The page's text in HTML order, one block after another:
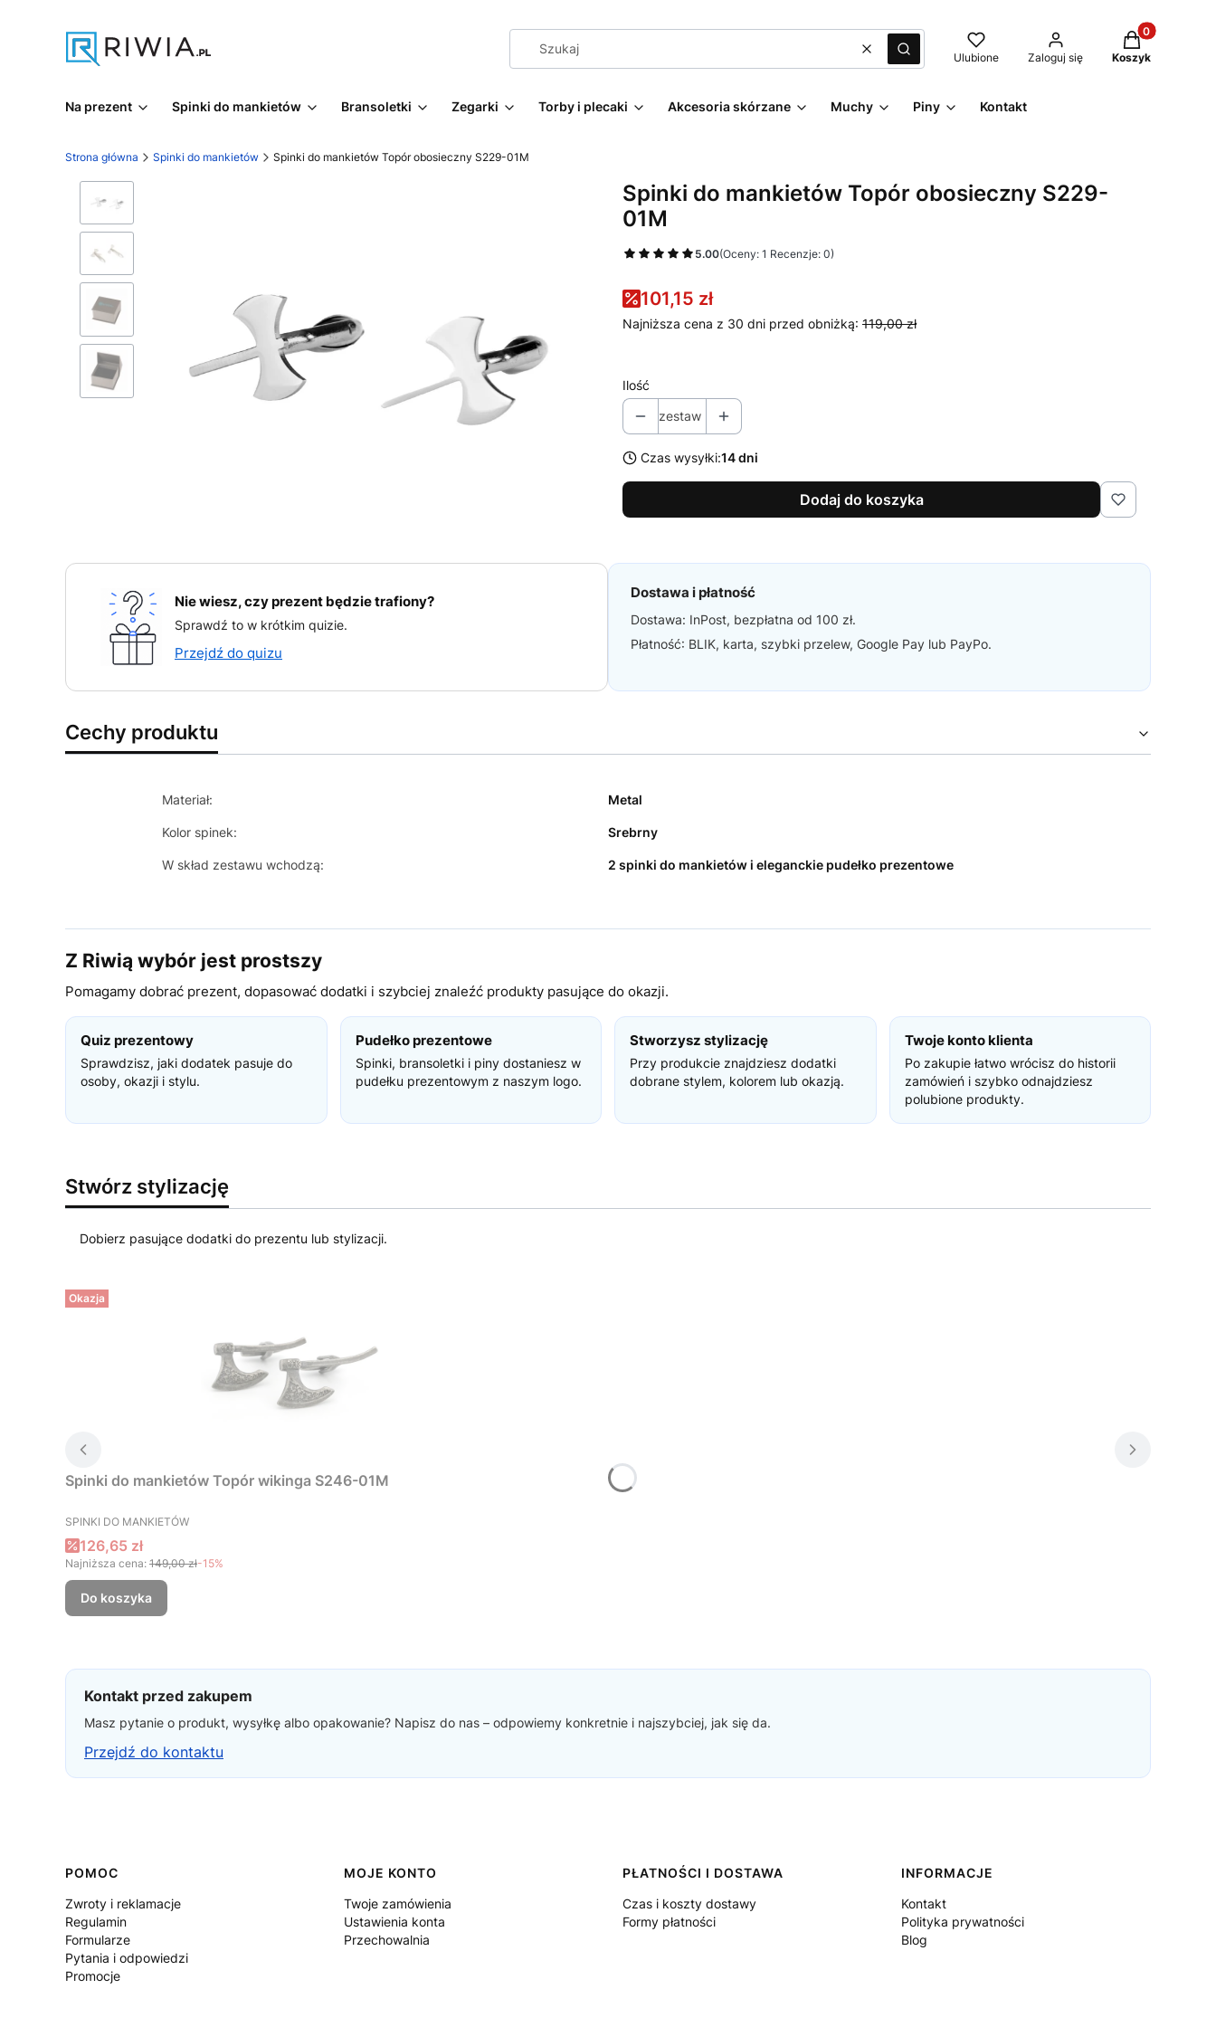
WyczyśćSzukaj Ulubione Zaloguj się
Produkty w
Koszyk
Na prezent Spinki do mankietów Bransoletki Zegarki Torby i plecaki Akcesoria skórzane Muchy Piny Kontakt
Strona główna Spinki do mankietów Spinki do mankietów Topór obosieczny S229-01M
Spinki do mankietów Topór obosieczny S229-
01M
5.00(Oceny: 1 Recenzje: 0)
101,15 zł
Najniższa cena z 30 dni przed obniżką: 119,00 zł
Ilość
zestaw
Czas wysyłki:14 dni
Dodaj do koszyka
Nie wiesz, czy prezent będzie trafiony?
Sprawdź to w krótkim quizie.
Przejdź do quizu
Dostawa i płatność
Dostawa: InPost, bezpłatna od 100 zł.
Płatność: BLIK, karta, szybki przelew, Google Pay lub PayPo.
Cechy produktu
Materiał: Metal
Kolor spinek: Srebrny
W skład zestawu wchodzą: 2 spinki do mankietów i eleganckie pudełko prezentowe
Z Riwią wybór jest prostszy
Pomagamy dobrać prezent, dopasować dodatki i szybciej znaleźć produkty pasujące do okazji.
Quiz prezentowy
Sprawdzisz, jaki dodatek pasuje do
osoby, okazji i stylu.
Pudełko prezentowe
Spinki, bransoletki i piny dostaniesz w
pudełku prezentowym z naszym logo.
Stworzysz stylizację
Przy produkcie znajdziesz dodatki
dobrane stylem, kolorem lub okazją.
Twoje konto klienta
Po zakupie łatwo wrócisz do historii
zamówień i szybko odnajdziesz
polubione produkty.
Stwórz stylizację
Dobierz pasujące dodatki do prezentu lub stylizacji.
Okazja
Spinki do mankietów Topór wikinga S246-01M
PRODUCENT
SPINKI DO MANKIETÓW
Cena promocyjna
126,65 zł
Najniższa cena: 149,00 zł-15%
Do koszyka
Kontakt przed zakupem
Masz pytanie o produkt, wysyłkę albo opakowanie? Napisz do nas – odpowiemy konkretnie i najszybciej, jak się da.
Przejdź do kontaktu
Linki w stopce
POMOC
Zwroty i reklamacje
Regulamin
Formularze
Pytania i odpowiedzi
Promocje
MOJE KONTO
Twoje zamówienia
Ustawienia konta
Przechowalnia
PŁATNOŚCI I DOSTAWA
Czas i koszty dostawy
Formy płatności
INFORMACJE
Kontakt
Polityka prywatności
Blog